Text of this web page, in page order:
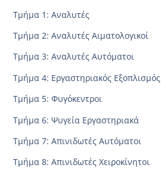
Τμήμα 1: Αναλυτές
Τμήμα 2: Αναλυτές Αιματολογικοί
Τμήμα 3: Αναλυτές Αυτόματοι
Τμήμα 4: Εργαστηριακός Εξοπλισμός
Τμήμα 5: Φυγόκεντροι
Τμήμα 6: Ψυγεία Εργαστηριακά
Τμήμα 7: Απινιδωτές Αυτόματοι
Τμήμα 8: Απινιδωτές Χειροκίνητοι